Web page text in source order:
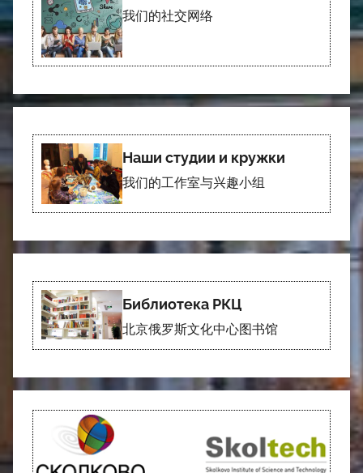
我们的社交网络
Наши студии и кружки
我们的工作室与兴趣小组
Библиотека РКЦ
北京俄罗斯文化中心图书馆